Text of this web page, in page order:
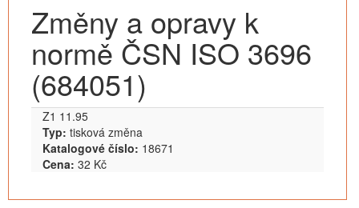
Změny a opravy k
normě ČSN ISO 3696
(684051)
Z1 11.95
Typ: tisková změna
Katalogové číslo: 18671
Cena: 32 Kč